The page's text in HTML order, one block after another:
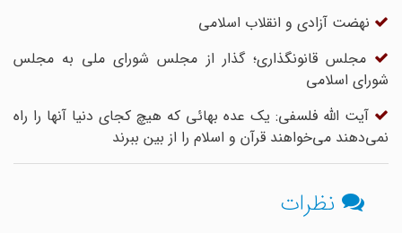
نهضت آزادی و انقلاب اسلامی
مجلس قانونگذاری؛ گذار از مجلس شورای ملی به مجلس
شورای اسلامی
آیت الله فلسفی: یک عده بهائى که هیچ کجاى دنیا آنها را راه
نمی‌دهند می‌خواهند قرآن و اسلام را از بین ببرند
نظرات